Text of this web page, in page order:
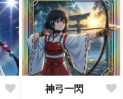
神弓一閃